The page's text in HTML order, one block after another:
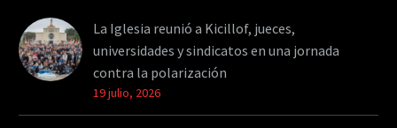
La Iglesia reunió a Kicillof, jueces,
universidades y sindicatos en una jornada
contra la polarización
19 julio, 2026